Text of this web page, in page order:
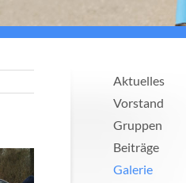
Aktuelles
Vorstand
Gruppen
Beiträge
Galerie